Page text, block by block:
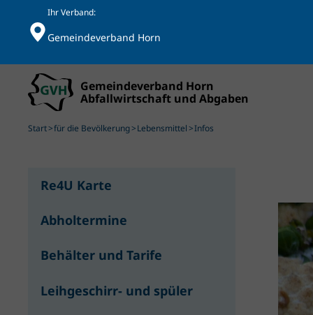
Skip to main content
Ihr Verband:
Gemeindeverband Horn
Start für die Bevölkerung Lebensmittel Infos
Re4U Karte
Abholtermine
Behälter und Tarife
Leihgeschirr- und spüler